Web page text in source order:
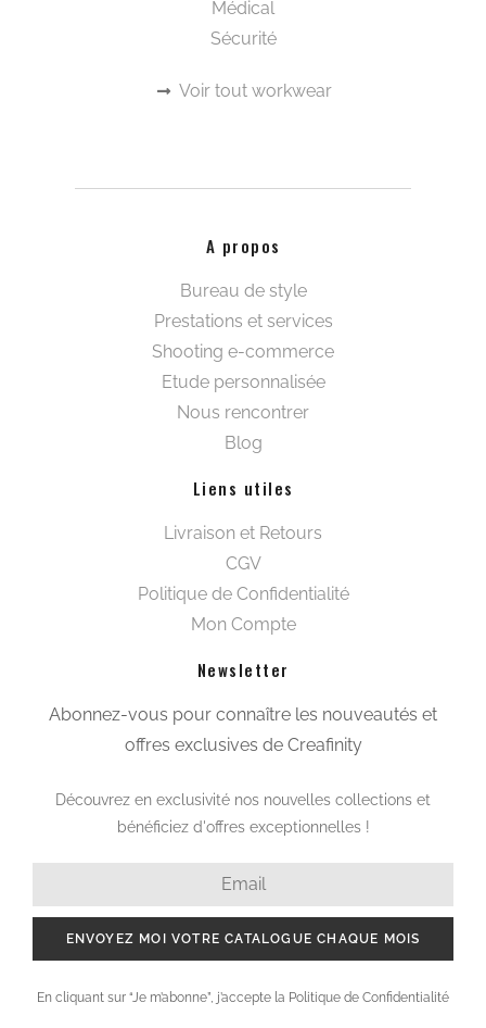
Médical
Sécurité
Voir tout workwear
A propos
Bureau de style
Prestations et services
Shooting e-commerce
Etude personnalisée
Nous rencontrer
Blog
Liens utiles
Livraison et Retours
CGV
Politique de Confidentialité
Mon Compte
Newsletter
Abonnez-vous pour connaître les nouveautés et
offres exclusives de Creafinity
Découvrez en exclusivité nos nouvelles collections et
bénéficiez d'offres exceptionnelles !
ENVOYEZ MOI VOTRE CATALOGUE CHAQUE MOIS
En cliquant sur “Je m’abonne”, j’accepte la Politique de Confidentialité